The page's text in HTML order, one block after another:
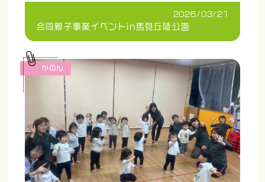
2026/03/21
合同親子事業イベントin馬見丘陵公園
かのん